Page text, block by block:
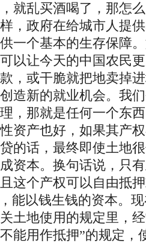
就乱买酒喝了，那怎
，政府在给城市人提
一个基本的生存保障
以让今天的中国农民
，或干脆就把地卖掉
造新的就业机会。我
，那就是任何一个东
资产也好，如果其产
的话，最终即使土地
资本。换句话说，只
这个产权可以自由抵
能以钱生钱的资本。
土地使用的规定里，
能用作抵押”的规定，